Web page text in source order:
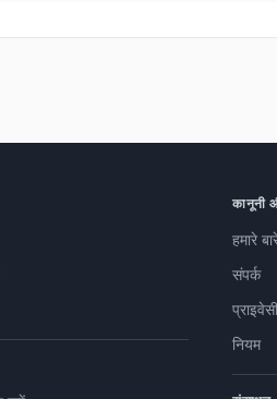
कानूनी
हमारे
संपर्क
प्राइवेसी
नियम